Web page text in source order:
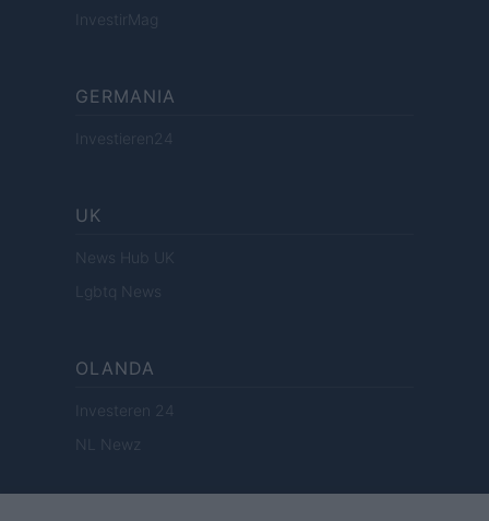
InvestirMag
GERMANIA
Investieren24
UK
News Hub UK
Lgbtq News
OLANDA
Investeren 24
NL Newz